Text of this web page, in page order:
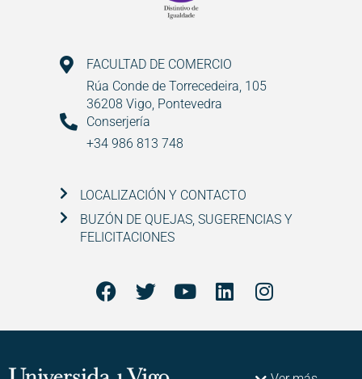
FACULTAD DE COMERCIO
Rúa Conde de Torrecedeira, 105
36208 Vigo, Pontevedra
Conserjería
+34 986 813 748
LOCALIZACIÓN Y CONTACTO
BUZÓN DE QUEJAS, SUGERENCIAS Y
FELICITACIONES